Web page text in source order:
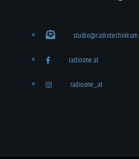
radioone.at
radioone_at